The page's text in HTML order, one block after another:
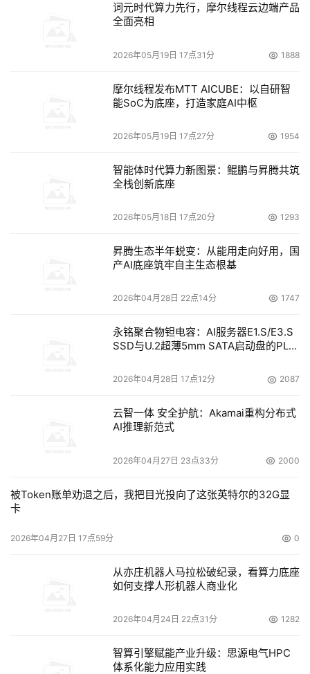
词元时代算力先行，摩尔线程云边端产品
全面亮相
2026年05月19日 17点31分 1888
摩尔线程发布MTT AICUBE：以自研智
能SoC为底座，打造家庭AI中枢
2026年05月19日 17点27分 1954
智能体时代算力新图景：鲲鹏与昇腾共筑
全栈创新底座
2026年05月18日 17点20分 1293
昇腾生态半年蜕变：从能用走向好用，国
产AI底座筑牢自主生态根基
2026年04月28日 22点14分 1747
永铭聚合物钽电容：AI服务器E1.S/E3.S
SSD与U.2超薄5mm SATA启动盘的PLP
2026年04月28日 17点12分 2087
云智一体 安全护航：Akamai重构分布式
AI推理新范式
2026年04月27日 23点33分 2000
被Token账单劝退之后，我把目光投向了这张英特尔的32G显
卡
2026年04月27日 17点59分 0
从亦庄机器人马拉松破纪录，看算力底座
如何支撑人形机器人商业化
2026年04月24日 22点31分 1282
智算引擎赋能产业升级：思源电气HPC
体系化能力应用实践